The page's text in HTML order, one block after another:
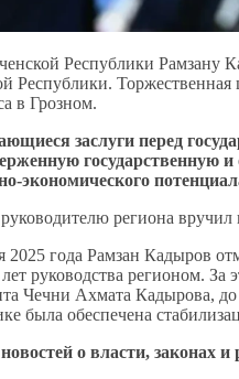
Республики Рамзану
Республики. Торжественная
в Грозном.
заслуги перед
государственную
экономического
региона вручил
2025 года Рамзан Кадыров
руководства регионом. За
Чечни Ахмата Кадырова,
была обеспечена
о власти, законах